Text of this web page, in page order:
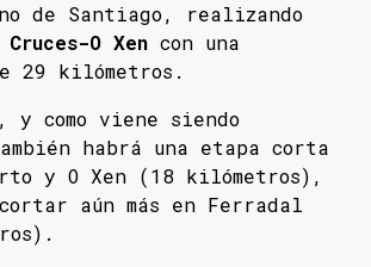
de Santiago, realizando
Cruces-O Xen con una
29 kilómetros.
y como viene siendo
habrá una etapa corta
y O Xen (18 kilómetros),
aún más en Ferradal